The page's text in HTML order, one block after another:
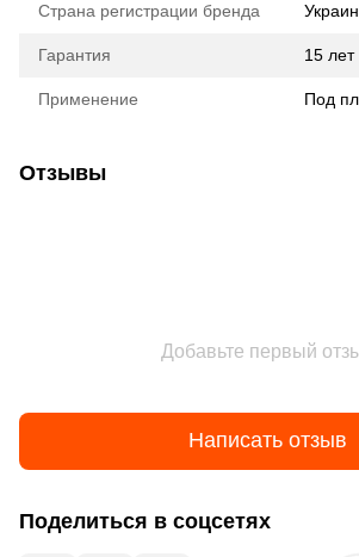
Страна регистрации бренда
Гарантия 15 лет
Применение Под
Отзывы
Добавьте первый
Написать отзыв
Поделиться в соцсетях